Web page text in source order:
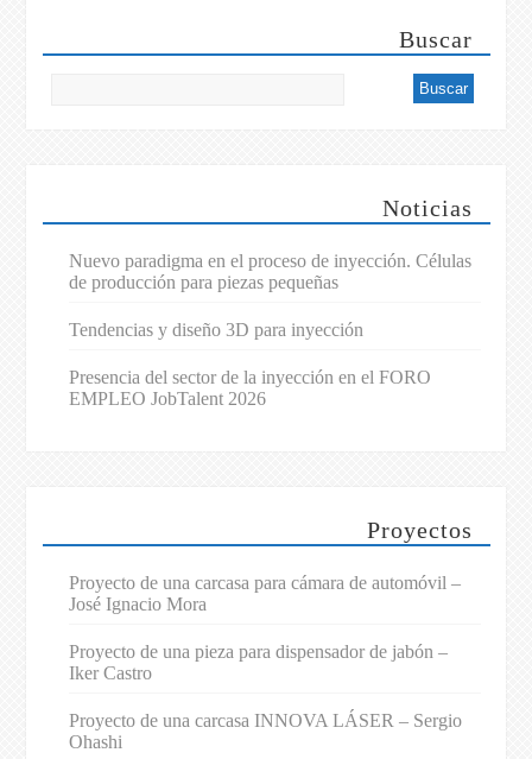
Buscar
Noticias
Nuevo paradigma en el proceso de inyección. Células
de producción para piezas pequeñas
Tendencias y diseño 3D para inyección
Presencia del sector de la inyección en el FORO
EMPLEO JobTalent 2026
Proyectos
Proyecto de una carcasa para cámara de automóvil –
José Ignacio Mora
Proyecto de una pieza para dispensador de jabón –
Iker Castro
Proyecto de una carcasa INNOVA LÁSER – Sergio
Ohashi